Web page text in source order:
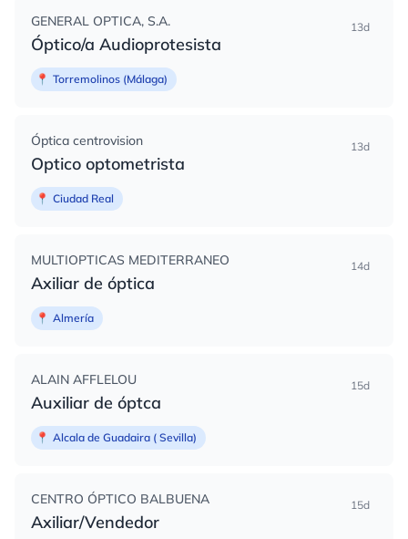
GENERAL OPTICA, S.A.
Óptico/a Audioprotesista
13d
📍 Torremolinos (Málaga)
Óptica centrovision
Optico optometrista
13d
📍 Ciudad Real
MULTIOPTICAS MEDITERRANEO
Axiliar de óptica
14d
📍 Almería
ALAIN AFFLELOU
Auxiliar de óptca
15d
📍 Alcala de Guadaira ( Sevilla)
CENTRO ÓPTICO BALBUENA
Axiliar/Vendedor
15d